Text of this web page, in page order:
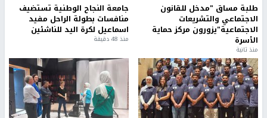
طلبة مساق "مدخل للقانون
الاجتماعي والتشريعات
الاجتماعية"يزورون مركز حماية
الأسرة
منذ ثانية
جامعة النجاح الوطنية تستضيف
منافسات بطولة الراحل مفيد
اسماعيل لكرة اليد للناشئين
منذ 48 دقيقة